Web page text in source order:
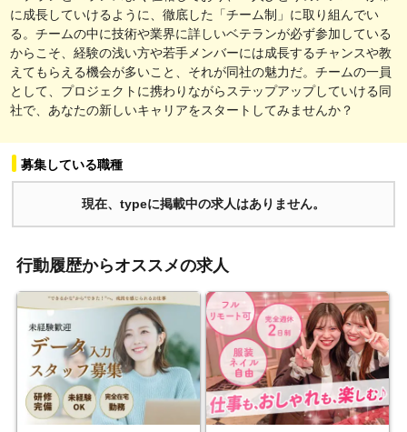
に成長していけるように、徹底した「チーム制」に取り組んでい
る。チームの中に技術や業界に詳しいベテランが必ず参加している
からこそ、経験の浅い方や若手メンバーには成長するチャンスや教
えてもらえる機会が多いこと、それが同社の魅力だ。チームの一員
として、プロジェクトに携わりながらステップアップしていける同
社で、あなたの新しいキャリアをスタートしてみませんか？
募集している職種
現在、typeに掲載中の求人はありません。
行動履歴からオススメの求人